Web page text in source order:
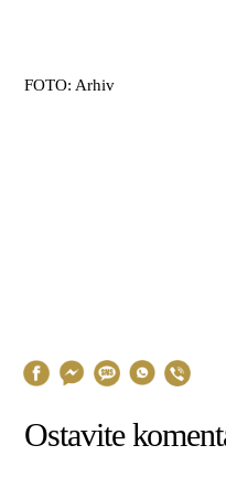
FOTO: Arhiv
Ostavite